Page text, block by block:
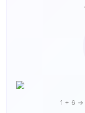
1 + 6 →